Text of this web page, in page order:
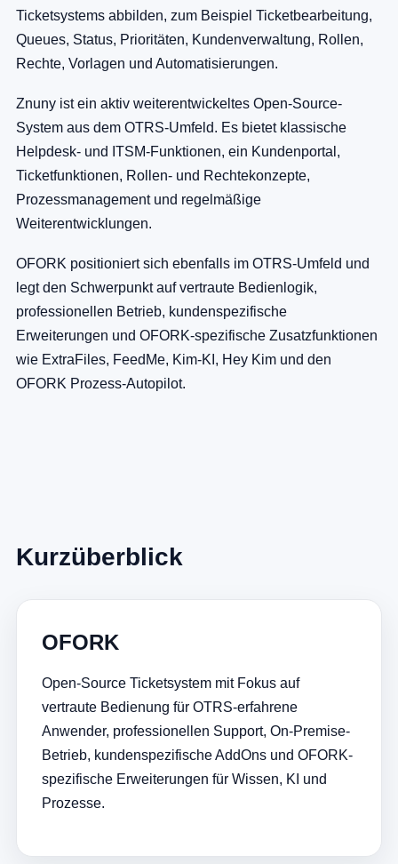
Ticketsystems abbilden, zum Beispiel Ticketbearbeitung,
Queues, Status, Prioritäten, Kundenverwaltung, Rollen,
Rechte, Vorlagen und Automatisierungen.
Znuny ist ein aktiv weiterentwickeltes Open-Source-
System aus dem OTRS-Umfeld. Es bietet klassische
Helpdesk- und ITSM-Funktionen, ein Kundenportal,
Ticketfunktionen, Rollen- und Rechtekonzepte,
Prozessmanagement und regelmäßige
Weiterentwicklungen.
OFORK positioniert sich ebenfalls im OTRS-Umfeld und
legt den Schwerpunkt auf vertraute Bedienlogik,
professionellen Betrieb, kundenspezifische
Erweiterungen und OFORK-spezifische Zusatzfunktionen
wie ExtraFiles, FeedMe, Kim-KI, Hey Kim und den
OFORK Prozess-Autopilot.
Kurzüberblick
OFORK
Open-Source Ticketsystem mit Fokus auf
vertraute Bedienung für OTRS-erfahrene
Anwender, professionellen Support, On-Premise-
Betrieb, kundenspezifische AddOns und OFORK-
spezifische Erweiterungen für Wissen, KI und
Prozesse.